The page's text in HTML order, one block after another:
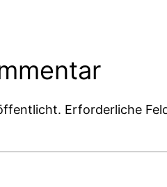
Erforderliche